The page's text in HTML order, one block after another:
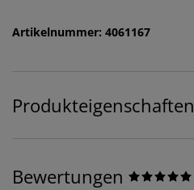
Artikelnummer: 4061167
Produkteigenschaften
Bewertungen